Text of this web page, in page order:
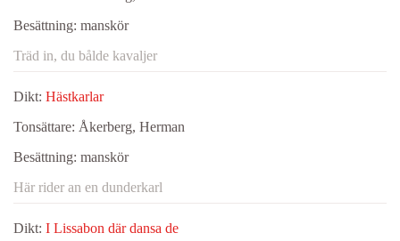
Besättning: manskör
Träd in, du bålde kavaljer
Dikt: Hästkarlar
Tonsättare: Åkerberg, Herman
Besättning: manskör
Här rider an en dunderkarl
Dikt: I Lissabon där dansa de